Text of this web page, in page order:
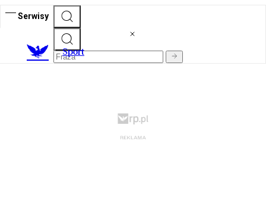
Serwisy
Sport